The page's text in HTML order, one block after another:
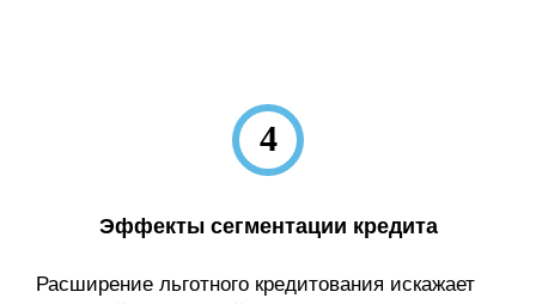
4
Эффекты сегментации кредита
Расширение льготного кредитования искажает